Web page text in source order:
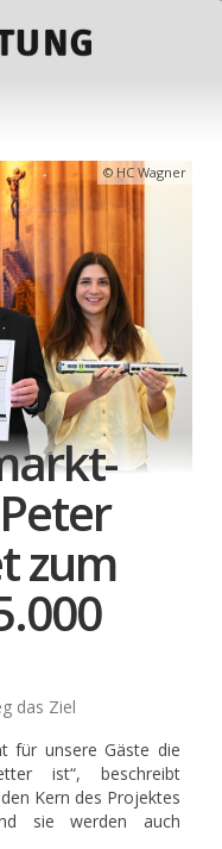
HC Wagner
zum
das Ziel
für unsere Gäste die
ist“, beschreibt
Kern des Projektes
sie werden auch